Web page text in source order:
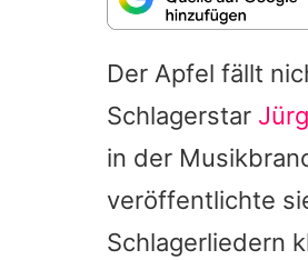
Der Apfel fällt
Schlagerstar
in der
veröffentlichte
Schlagerliedern